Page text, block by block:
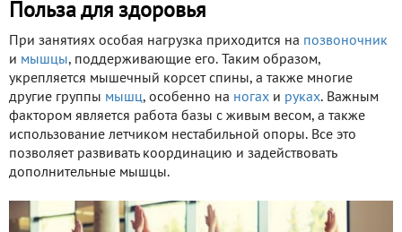
Польза для здоровья
При занятиях особая нагрузка приходится на позвоночник
и мышцы, поддерживающие его. Таким образом,
укрепляется мышечный корсет спины, а также многие
другие группы мышц, особенно на ногах и руках. Важным
фактором является работа базы с живым весом, а также
использование летчиком нестабильной опоры. Все это
позволяет развивать координацию и задействовать
дополнительные мышцы.